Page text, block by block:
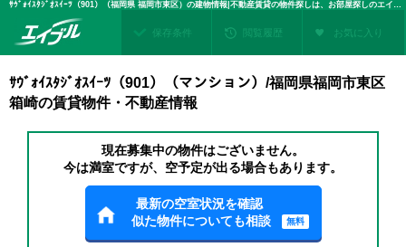
ｻｳﾞｫｲｽﾀｼﾞｵｽｲｰﾂ（901）（福岡県 福岡市東区）の建物情報|不動産賃貸の物件探しは、お部屋探しのエイブル
保存条件 閲覧履歴 お気に入り
ｻｳﾞｫｲｽﾀｼﾞｵｽｲｰﾂ（901）（マンション）/福岡県福岡市東区
箱崎の賃貸物件・不動産情報
現在募集中の物件はございません。
今は満室ですが、空予定が出る場合もあります。
最新の空室状況を確認
似た物件についても相談
無料